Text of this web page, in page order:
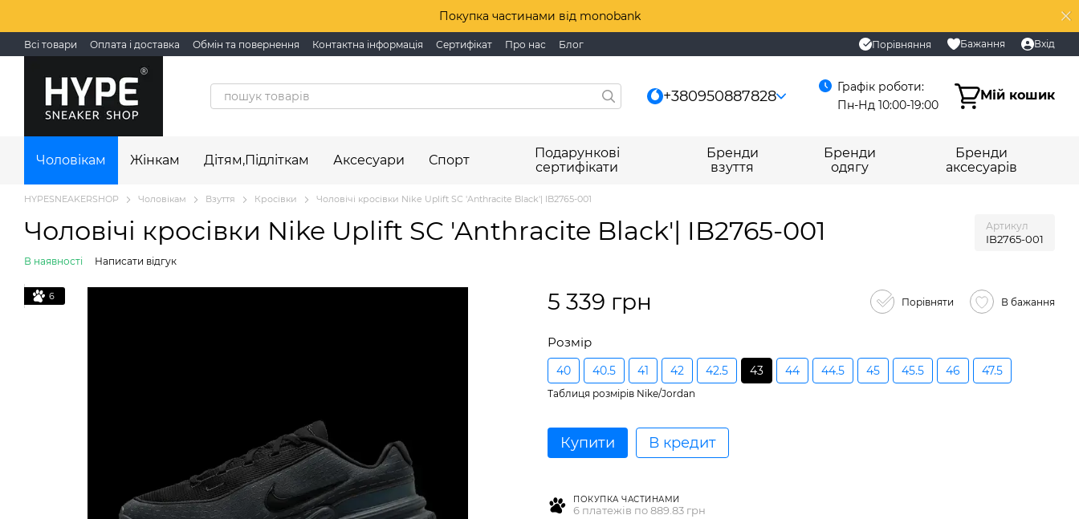
Покупка частинами від monobank
Всі товари Оплата і доставка Обмін та повернення Контактна інформація Сертифікат Про нас Блог Порівняння Бажання Вхід
+380950887828
Графік роботи:
Пн-Нд 10:00-19:00
Мій кошик
Чоловікам Жінкам Дітям,Підліткам Аксесуари Спорт
Подарункові
сертифікати
Бренди
взуття
Бренди
одягу
Бренди
аксесуарів
HYPESNEAKERSHOP Чоловікам Взуття Кросівки Чоловічі кросівки Nike Uplift SC 'Anthracite Black'| IB2765-001
Чоловічі кросівки Nike Uplift SC 'Anthracite Black'| IB2765-001 Артикул
IB2765-001
В наявності Написати відгук
6 5 339 грн Порівняти В бажання
Розмір
40 40.5 41 42 42.5 43 44 44.5 45 45.5 46 47.5
Таблиця розмірів Nike/Jordan
Купити В кредит
ПОКУПКА ЧАСТИНАМИ
6 платежів по 889.83 грн